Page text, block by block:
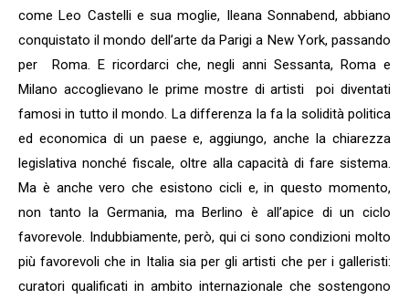
come Leo Castelli e sua moglie, Ileana Sonnabend, abbiano
conquistato il mondo dell’arte da Parigi a New York, passando
per Roma. E ricordarci che, negli anni Sessanta, Roma e
Milano accoglievano le prime mostre di artisti poi diventati
famosi in tutto il mondo. La differenza la fa la solidità politica
ed economica di un paese e, aggiungo, anche la chiarezza
legislativa nonché fiscale, oltre alla capacità di fare sistema.
Ma è anche vero che esistono cicli e, in questo momento,
non tanto la Germania, ma Berlino è all’apice di un ciclo
favorevole. Indubbiamente, però, qui ci sono condizioni molto
più favorevoli che in Italia sia per gli artisti che per i galleristi:
curatori qualificati in ambito internazionale che sostengono